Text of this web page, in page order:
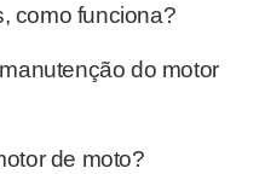
como funciona?
do motor
de moto?